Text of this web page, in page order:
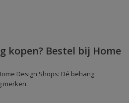
kopen? Bestel bij Home
Design Shops: Dé behang
merken.